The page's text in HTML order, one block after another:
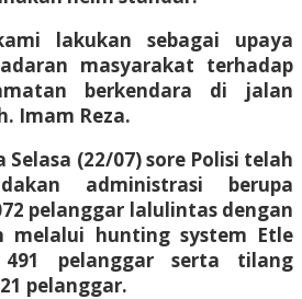
lakukan sebagai upaya
masyarakat terhadap
berkendara di jalan
Imam Reza.
(22/07) sore Polisi telah
administrasi berupa
pelanggar lalulintas dengan
melalui hunting system Etle
491 pelanggar serta tilang
pelanggar.